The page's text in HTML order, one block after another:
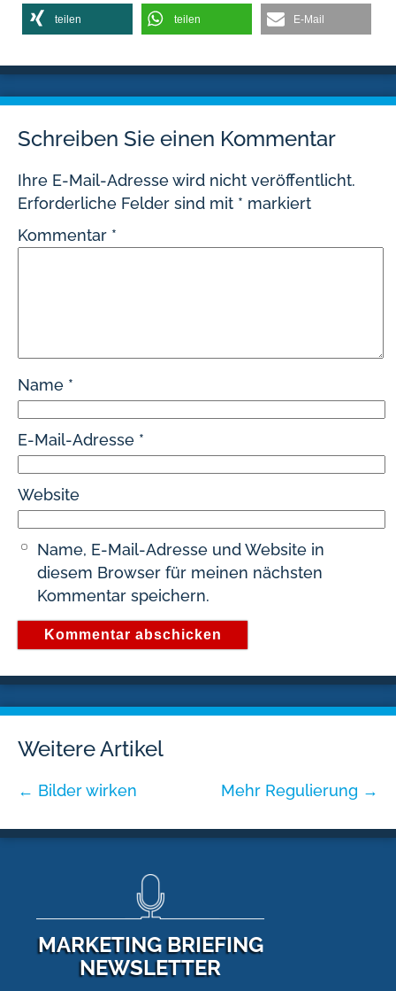
teilen teilen E-Mail
Schreiben Sie einen Kommentar
Ihre E-Mail-Adresse wird nicht veröffentlicht.
Erforderliche Felder sind mit * markiert
Kommentar *
Name *
E-Mail-Adresse *
Website
Name, E-Mail-Adresse und Website in
diesem Browser für meinen nächsten
Kommentar speichern.
Weitere Artikel
← Bilder wirken Mehr Regulierung →
MARKETING BRIEFING
NEWSLETTER